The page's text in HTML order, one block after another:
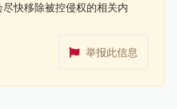
快移除被控侵权的相关内
举报此信息